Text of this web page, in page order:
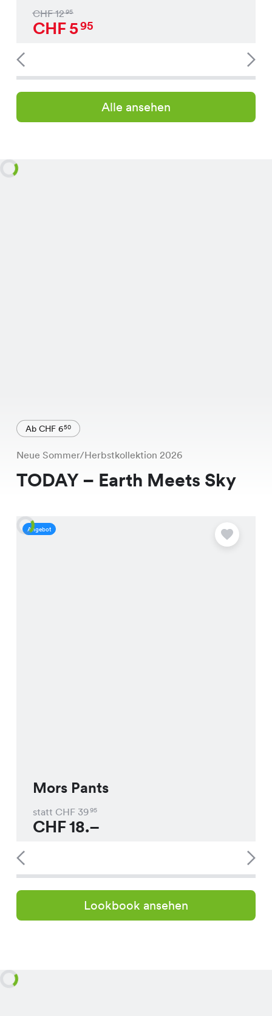
CHF1295
CHF595
Alle ansehen
Ab CHF 650
Neue Sommer/Herbstkollektion 2026
TODAY – Earth Meets Sky
Angebot
Mors Pants
statt CHF 3995
CHF18.–
Lookbook ansehen